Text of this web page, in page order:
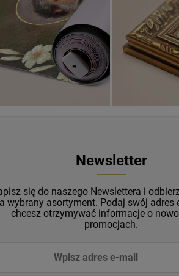
Newsletter
się do naszego Newslettera i
wybrany asortyment. Podaj swój adres
chcesz otrzymywać informacje o
promocjach.